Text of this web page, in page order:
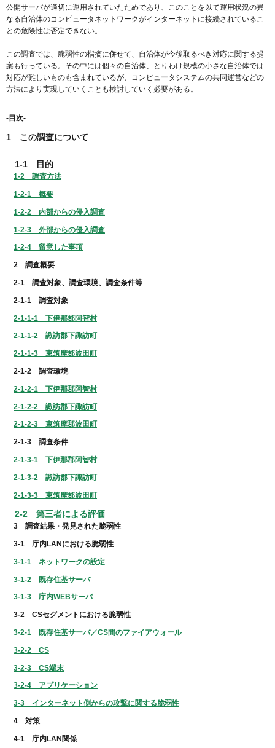
公開サーバが適切に運用されていたためであり、このことを以て運用状況の異
なる自治体のコンピュータネットワークがインターネットに接続されているこ
との危険性は否定できない。
この調査では、脆弱性の指摘に併せて、自治体が今後取るべき対応に関する提
案も行っている。その中には個々の自治体、とりわけ規模の小さな自治体では
対応が難しいものも含まれているが、コンピュータシステムの共同運営などの
方法により実現していくことも検討していく必要がある。
-目次-
1 この調査について
1-1 目的
1-2 調査方法
1-2-1 概要
1-2-2 内部からの侵入調査
1-2-3 外部からの侵入調査
1-2-4 留意した事項
2 調査概要
2-1 調査対象、調査環境、調査条件等
2-1-1 調査対象
2-1-1-1 下伊那郡阿智村
2-1-1-2 諏訪郡下諏訪町
2-1-1-3 東筑摩郡波田町
2-1-2 調査環境
2-1-2-1 下伊那郡阿智村
2-1-2-2 諏訪郡下諏訪町
2-1-2-3 東筑摩郡波田町
2-1-3 調査条件
2-1-3-1 下伊那郡阿智村
2-1-3-2 諏訪郡下諏訪町
2-1-3-3 東筑摩郡波田町
2-2 第三者による評価
3 調査結果・発見された脆弱性
3-1 庁内LANにおける脆弱性
3-1-1 ネットワークの設定
3-1-2 既存住基サーバ
3-1-3 庁内WEBサーバ
3-2 CSセグメントにおける脆弱性
3-2-1 既存住基サーバ／CS間のファイアウォール
3-2-2 CS
3-2-3 CS端末
3-2-4 アプリケーション
3-3 インターネット側からの攻撃に関する脆弱性
4 対策
4-1 庁内LAN関係